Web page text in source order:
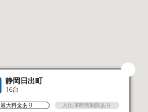
静岡日出町
16台
最大料金あり 入出庫時間制限あり